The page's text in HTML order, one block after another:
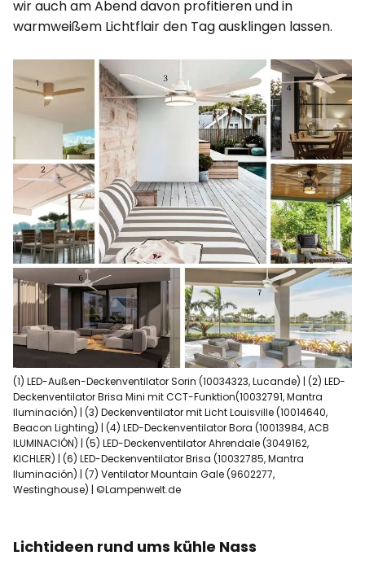
wir auch am Abend davon profitieren und in
warmweißem Lichtflair den Tag ausklingen lassen.
(1) LED-Außen-Deckenventilator Sorin (10034323, Lucande) | (2) LED-
Deckenventilator Brisa Mini mit CCT-Funktion(10032791, Mantra
Iluminación) | (3) Deckenventilator mit Licht Louisville (10014640,
Beacon Lighting) | (4) LED-Deckenventilator Bora (10013984, ACB
ILUMINACIÓN) | (5) LED-Deckenventilator Ahrendale (3049162,
KICHLER) | (6) LED-Deckenventilator Brisa (10032785, Mantra
Iluminación) | (7) Ventilator Mountain Gale (9602277,
Westinghouse) | ©Lampenwelt.de
Lichtideen rund ums kühle Nass